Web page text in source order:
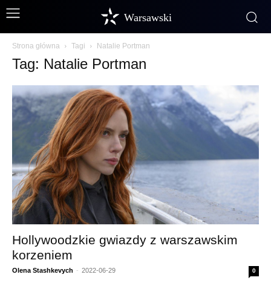
Warsawski
Strona główna Tagi Natalie Portman
Tag: Natalie Portman
Hollywoodzkie gwiazdy z warszawskim
korzeniem
Olena Stashkevych - 2022-06-29 0